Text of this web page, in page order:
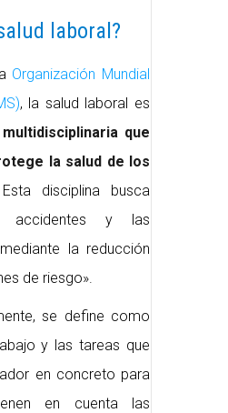
laboral?
Organización Mundial
, la salud laboral es
que
la salud de los
disciplina busca
accidentes y las
la reducción
de riesgo».
se define como
y las tareas que
en concreto para
en cuenta las